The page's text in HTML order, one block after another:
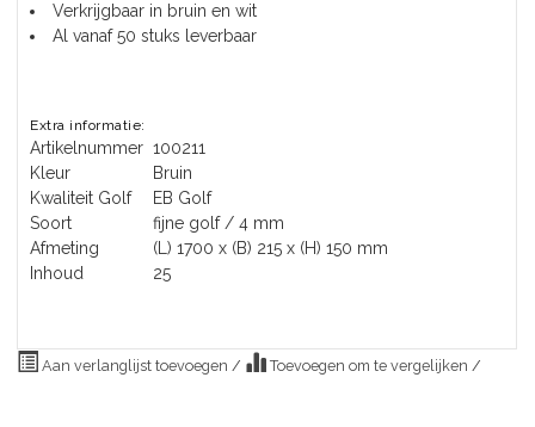
Verkrijgbaar in bruin en wit
Al vanaf 50 stuks leverbaar
Extra informatie:
Artikelnummer 100211
Kleur
Bruin
Kwaliteit Golf
EB Golf
Soort
fijne golf / 4 mm
Afmeting
(L) 1700 x (B) 215 x (H) 150 mm
Inhoud
25
Aan verlanglijst toevoegen / Toevoegen om te vergelijken /